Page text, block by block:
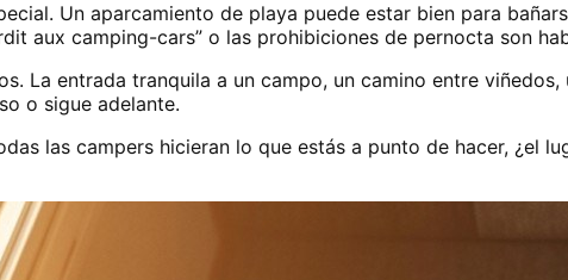
Un aparcamiento de playa puede estar bien para
aux camping-cars” o las prohibiciones de pernocta son
La entrada tranquila a un campo, un camino entre
o sigue adelante.
las campers hicieran lo que estás a punto de hacer, ¿el